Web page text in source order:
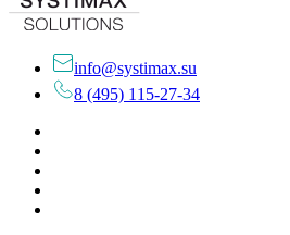
info@systimax.su
8 (495) 115-27-34